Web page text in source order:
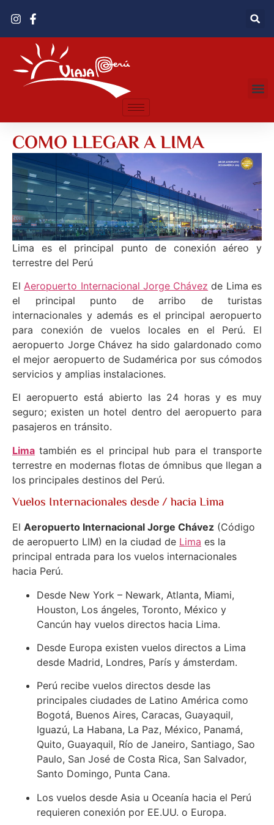
COMO LLEGAR A LIMA
Lima es el principal punto de conexión aéreo y
terrestre del Perú
El Aeropuerto Internacional Jorge Chávez de Lima es
el principal punto de arribo de turistas
internacionales y además es el principal aeropuerto
para conexión de vuelos locales en el Perú. El
aeropuerto Jorge Chávez ha sido galardonado como
el mejor aeropuerto de Sudamérica por sus cómodos
servicios y amplias instalaciones.
El aeropuerto está abierto las 24 horas y es muy
seguro; existen un hotel dentro del aeropuerto para
pasajeros en tránsito.
Lima también es el principal hub para el transporte
terrestre en modernas flotas de ómnibus que llegan a
los principales destinos del Perú.
Vuelos Internacionales desde / hacia Lima
El Aeropuerto Internacional Jorge Chávez (Código
de aeropuerto LIM) en la ciudad de Lima es la
principal entrada para los vuelos internacionales
hacia Perú.
Desde New York – Newark, Atlanta, Miami,
Houston, Los ángeles, Toronto, México y
Cancún hay vuelos directos hacia Lima.
Desde Europa existen vuelos directos a Lima
desde Madrid, Londres, París y ámsterdam.
Perú recibe vuelos directos desde las
principales ciudades de Latino América como
Bogotá, Buenos Aires, Caracas, Guayaquil,
Iguazú, La Habana, La Paz, México, Panamá,
Quito, Guayaquil, Río de Janeiro, Santiago, Sao
Paulo, San José de Costa Rica, San Salvador,
Santo Domingo, Punta Cana.
Los vuelos desde Asia u Oceanía hacia el Perú
requieren conexión por EE.UU. o Europa.